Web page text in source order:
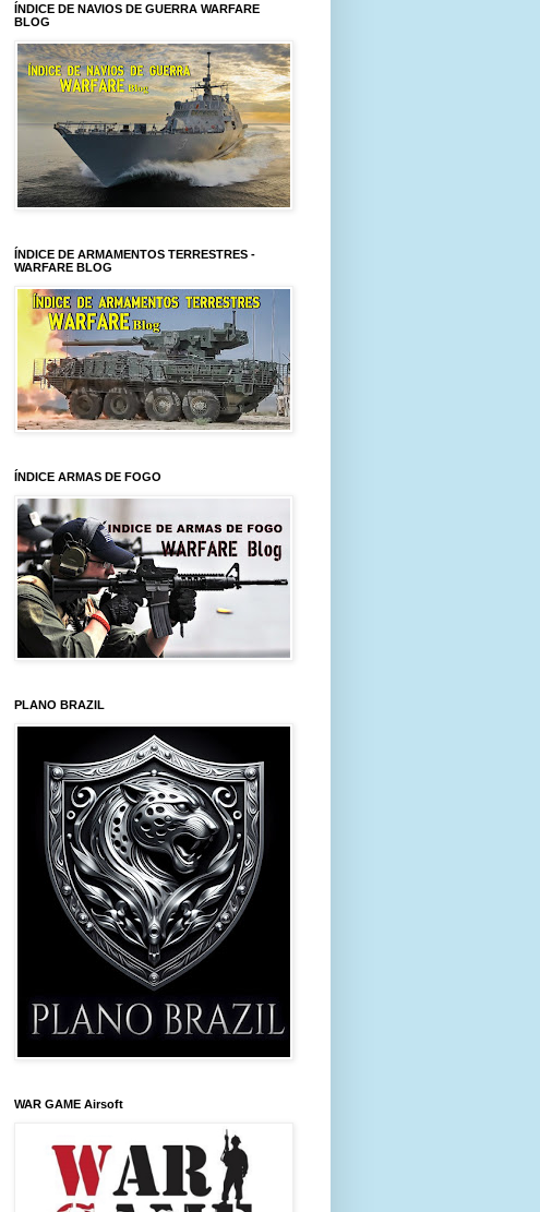
ÍNDICE DE NAVIOS DE GUERRA WARFARE
BLOG
ÍNDICE DE ARMAMENTOS TERRESTRES -
WARFARE BLOG
ÍNDICE ARMAS DE FOGO
PLANO BRAZIL
WAR GAME Airsoft